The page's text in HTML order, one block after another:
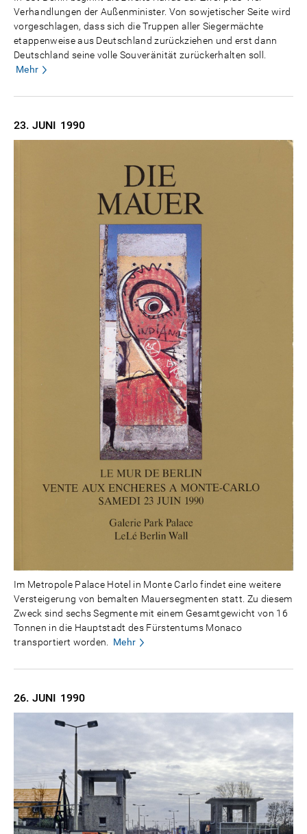
Verhandlungen der Außenminister. Von sowjetischer Seite wird
vorgeschlagen, dass sich die Truppen aller Siegermächte
etappenweise aus Deutschland zurückziehen und erst dann
Deutschland seine volle Souveränität zurückerhalten soll.
Mehr
23. JUNI 1990
Im Metropole Palace Hotel in Monte Carlo findet eine weitere
Versteigerung von bemalten Mauersegmenten statt. Zu diesem
Zweck sind sechs Segmente mit einem Gesamtgewicht von 16
Tonnen in die Hauptstadt des Fürstentums Monaco
transportiert worden. Mehr
26. JUNI 1990